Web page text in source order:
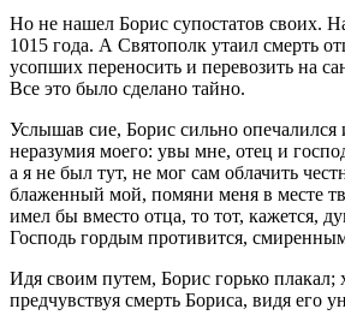
Но не нашел Борис супостатов своих.
1015 года. А Святополк утаил смерть
усопших переносить и перевозить на
Все это было сделано тайно.
Услышав сие, Борис сильно опечалился
неразумия моего: увы мне, отец и
а я не был тут, не мог сам облачить
блаженный мой, помяни меня в месте
имел бы вместо отца, то тот, кажется,
Господь гордым противится,
Идя своим путем, Борис горько плакал;
предчувствуя смерть Бориса, видя